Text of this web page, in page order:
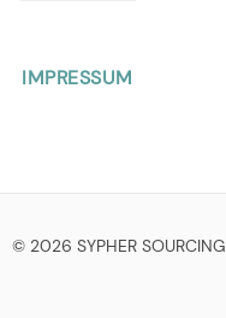
IMPRESSUM
© 2026 SYPHER SOURCING